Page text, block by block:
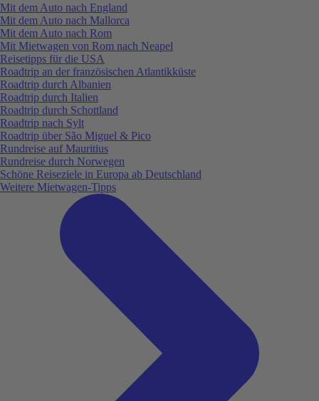
Mit dem Auto nach England
Mit dem Auto nach Mallorca
Mit dem Auto nach Rom
Mit Mietwagen von Rom nach Neapel
Reisetipps für die USA
Roadtrip an der französischen Atlantikküste
Roadtrip durch Albanien
Roadtrip durch Italien
Roadtrip durch Schottland
Roadtrip nach Sylt
Roadtrip über São Miguel & Pico
Rundreise auf Mauritius
Rundreise durch Norwegen
Schöne Reiseziele in Europa ab Deutschland
Weitere Mietwagen-Tipps